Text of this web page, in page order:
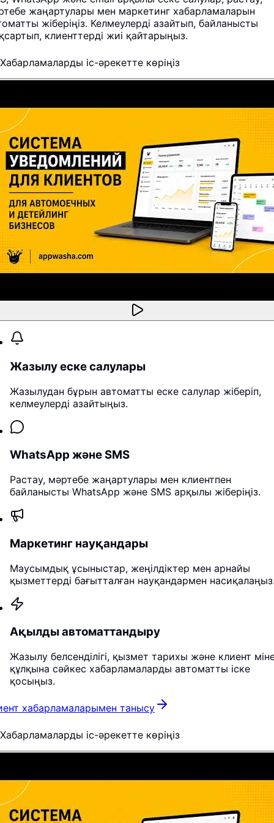
жаңартулары мен маркетинг хабарламаларын
жіберіңіз. Келмеулерді азайтып, байланысты
клиенттерді жиі қайтарыңыз.
Хабарламаларды іс-әрекетте көріңіз
Жазылу еске салулары
Жазылудан бұрын автоматты еске салулар жіберіп,
келмеулерді азайтыңыз.
WhatsApp және SMS
Растау, мәртебе жаңартулары мен клиентпен
байланысты WhatsApp және SMS арқылы жіберіңіз.
Маркетинг науқандары
Маусымдық ұсыныстар, жеңілдіктер мен арнайы
қызметтерді бағытталған науқандармен
Ақылды автоматтандыру
Жазылу белсенділігі, қызмет тарихы және клиент
құлқына сәйкес хабарламаларды автоматты іске
қосыңыз.
хабарламаларымен танысу
Хабарламаларды іс-әрекетте көріңіз